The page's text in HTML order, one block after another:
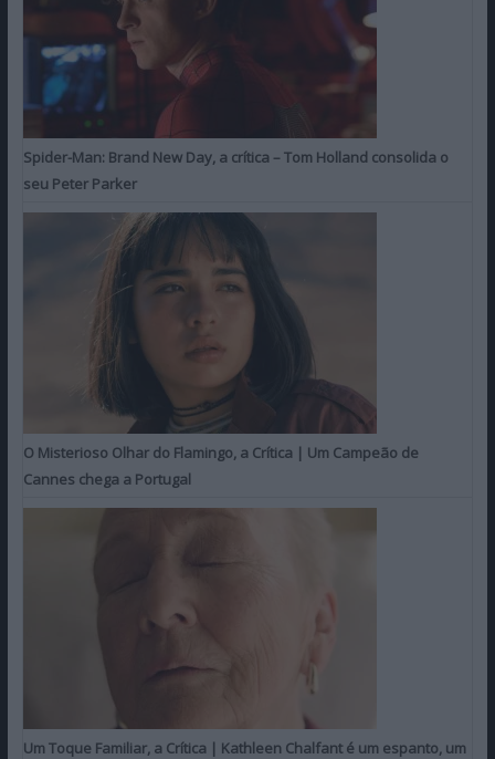
Spider-Man: Brand New Day, a crítica – Tom Holland consolida o
seu Peter Parker
O Misterioso Olhar do Flamingo, a Crítica | Um Campeão de
Cannes chega a Portugal
Um Toque Familiar, a Crítica | Kathleen Chalfant é um espanto, um